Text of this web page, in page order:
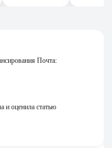
Почта:
и оценила статью